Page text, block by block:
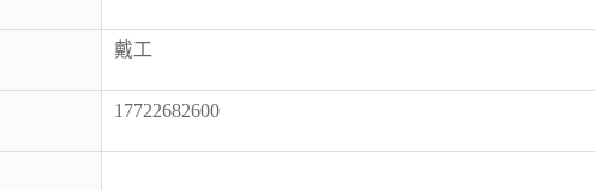
戴工
17722682600